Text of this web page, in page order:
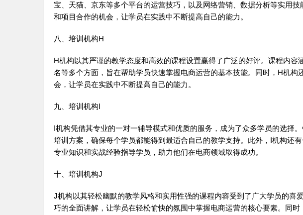
宝、天猫、京东等多个平台的运营技巧，以及网络营销、数据分析等实用
和项目合作的机会，让学员在实践中不断提高自己的能力。
八、培训机构H
H机构以其严谨的教学态度和高效的课程设置赢得了广泛的好评。课程内容
名等多个方面，旨在帮助学员快速掌握电商运营的基本技能。同时，H机构
会，让学员在实践中不断提高自己的能力。
九、培训机构I
I机构凭借其专业的一对一辅导模式和优质的服务，成为了众多学员的选择
培训方案，确保每个学员都能得到最适合自己的教学支持。此外，I机构还
专业知识和实战经验指导学员，助力他们在电商领域取得成功。
十、培训机构J
J机构以其轻松幽默的教学风格和实用性强的课程内容受到了广大学员的喜
巧的全面讲解，让学员在轻松愉快的氛围中掌握电商运营的核心要素。同